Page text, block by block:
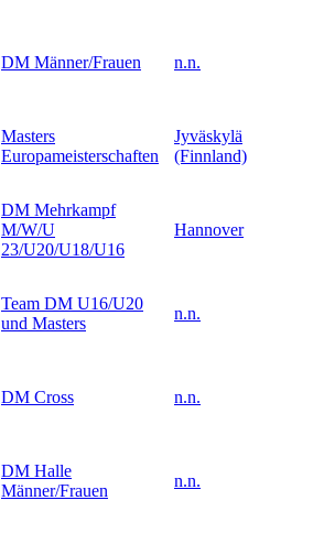
DM Männer/Frauen n.n.
Masters
Europameisterschaften
Jyväskylä
(Finnland)
DM Mehrkampf
M/W/U
23/U20/U18/U16
Hannover
Team DM U16/U20
und Masters
n.n.
DM Cross n.n.
DM Halle
Männer/Frauen
n.n.